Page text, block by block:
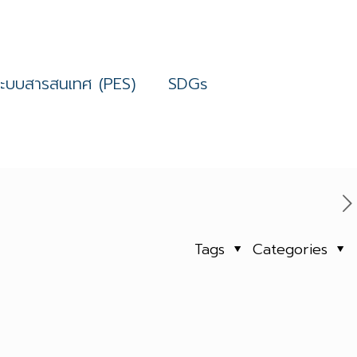
บบสารสนเทศ (PES) SDGs
Categories
Tags